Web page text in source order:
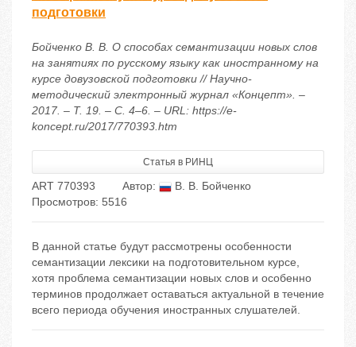
подготовки
Бойченко В. В. О способах семантизации новых слов
на занятиях по русскому языку как иностранному на
курсе довузовской подготовки // Научно-
методический электронный журнал «Концепт». –
2017. – Т. 19. – С. 4–6. – URL: https://e-
koncept.ru/2017/770393.htm
Статья в РИНЦ
ART 770393 Автор:
В. В. Бойченко
Просмотров: 5516
В данной статье будут рассмотрены особенности
семантизации лексики на подготовительном курсе,
хотя проблема семантизации новых слов и особенно
терминов продолжает оставаться актуальной в течение
всего периода обучения иностранных слушателей.